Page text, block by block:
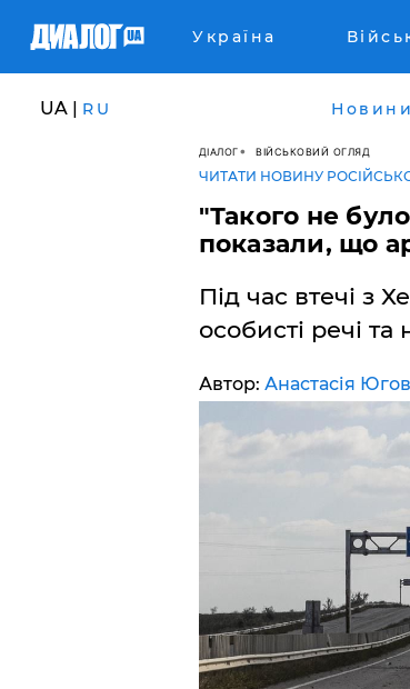
Україна
UA | RU Новини
ДІАЛОГ ВІЙСЬКОВИЙ ОГЛЯД
ЧИТАТИ НОВИНУ
"Такого не
показали, що
Під час втечі з
особисті речі та
Автор: Анастасія